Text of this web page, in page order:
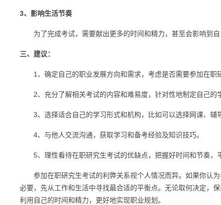
3、影响生活节奏
为了完成考试，需要献出更多的时间和精力，甚至会影响到自
三、建议：
1、确定自己的职业发展方向和需求，考虑是否需要参加在职
2、充分了解相关考试的内容和难易度，针对性地制定自己的
3、选择适合自己的学习形式和机构，比如可以选择网课、辅
4、与他人交流沟通，获取学习和备考经验及知识技巧。
5、理性看待在职研究生考试的优缺点，把握好时间和节奏，
参加在职研究生考试的利弊关系视个人情况而异。如果你认为
必要，先从工作和生活中寻找最合适的平衡点。无论取何决定，
利用自己的时间和精力，更好地实现职业规划。